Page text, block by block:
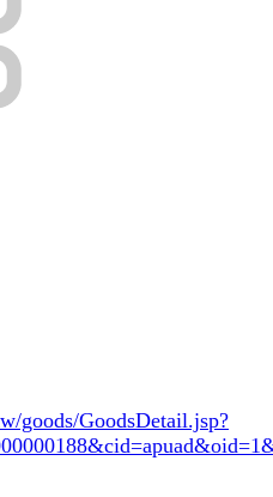
goods/GoodsDetail.jsp?